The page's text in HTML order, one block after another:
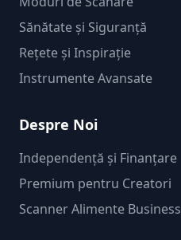
Sănătate și Siguranță
Rețete și Inspirație
Instrumente Avansate
Despre Noi
Independență și Finanțare
Premium pentru Creatori
Scanner Alimente Business